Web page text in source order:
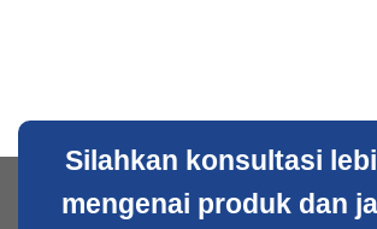
Silahkan konsultasi
mengenai produk dan